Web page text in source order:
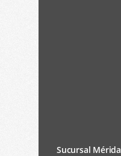
Sucursal Mérida